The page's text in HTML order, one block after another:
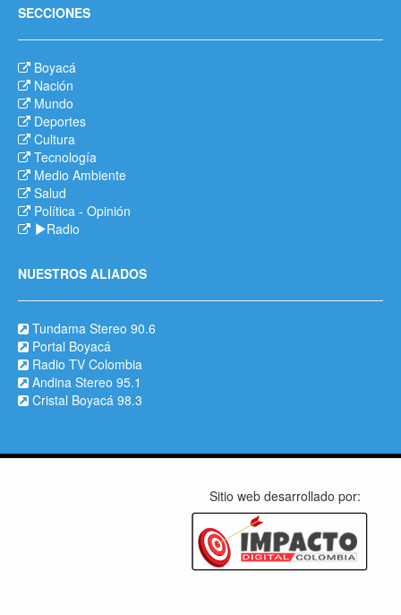
SECCIONES
Boyacá
Nación
Mundo
Deportes
Cultura
Tecnología
Medio Ambiente
Salud
Política - Opinión
Radio
NUESTROS ALIADOS
Tundama Stereo 90.6
Portal Boyacá
Radio TV Colombia
Andina Stereo 95.1
Cristal Boyacá 98.3
Sitio web desarrollado por: